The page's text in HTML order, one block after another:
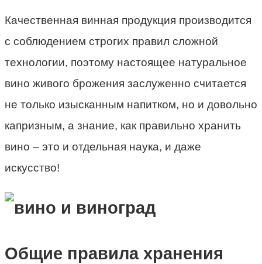
Качественная винная продукция производится
с соблюдением строгих правил сложной
технологии, поэтому настоящее натуральное
вино живого брожения заслуженно считается
не только изысканным напитком, но и довольно
капризным, а знание, как правильно хранить
вино – это и отдельная наука, и даже
искусство!
Общие правила хранения